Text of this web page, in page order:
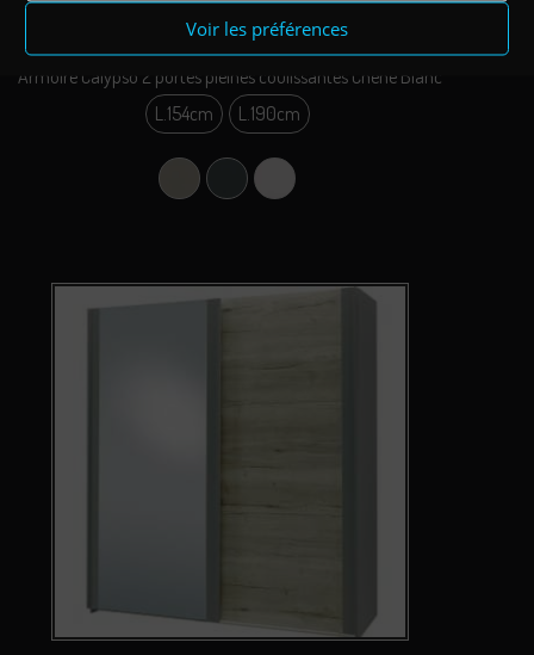
Voir les préférences
Armoire Calypso 2 portes pleines coulissantes Chêne Blanc
L.154cm
L.190cm
L.154cm L.190cm
Argile Carbone Perle